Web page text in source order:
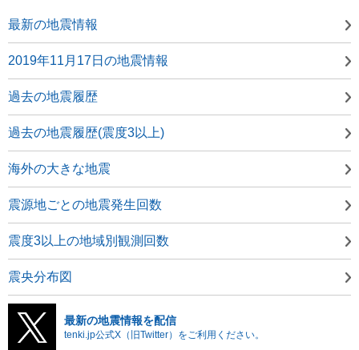
最新の地震情報
2019年11月17日の地震情報
過去の地震履歴
過去の地震履歴(震度3以上)
海外の大きな地震
震源地ごとの地震発生回数
震度3以上の地域別観測回数
震央分布図
最新の地震情報を配信
tenki.jp公式X（旧Twitter）をご利用ください。